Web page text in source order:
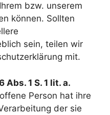
bzw. unserem
können. Sollten
sein, teilen wir
mit.
1 S. 1 lit. a.
Person hat ihre
der sie